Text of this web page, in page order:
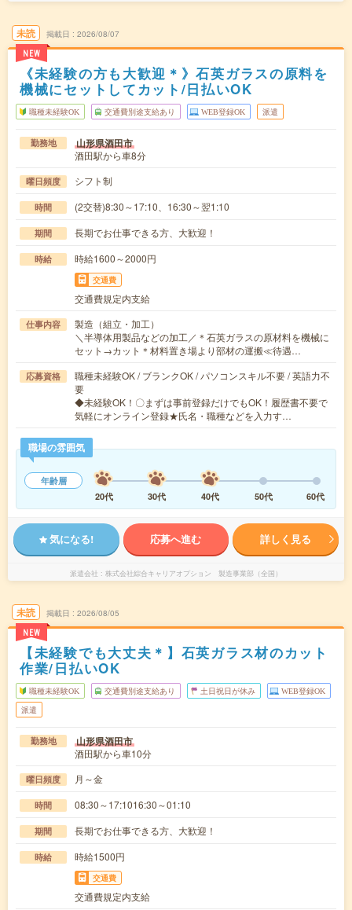
未読
NEW
掲載日 2026/08/07
《未経験の方も大歓迎＊》石英ガラスの原料を
機械にセットしてカット/日払いOK
職種未経験OK 交通費別途支給あり WEB登録OK 派遣
勤務地 山形県酒田市
酒田駅から車8分
曜日頻度 シフト制
時間 (2交替)8:30～17:10、16:30～翌1:10
期間 長期でお仕事できる方、大歓迎！
時給 時給1600～2000円
交通費
交通費規定内支給
仕事内容
製造（組立・加工）
＼半導体用製品などの加工／＊石英ガラスの原材料を機械に
セット→カット＊材料置き場より部材の運搬≪待遇…
応募資格
職種未経験OK / ブランクOK / パソコンスキル不要 / 英語力不
要
◆未経験OK！〇まずは事前登録だけでもOK！履歴書不要で
気軽にオンライン登録★氏名・職種などを入力す…
職場の雰囲気
年齢層
20代
30代 40代 50代 60代
気になる! 応募へ進む 詳しく見る
派遣会社 株式会社綜合キャリアオプション 製造事業部（全国）
未読
NEW
掲載日 2026/08/05
【未経験でも大丈夫＊】石英ガラス材のカット
作業/日払いOK
職種未経験OK 交通費別途支給あり 土日祝日が休み WEB登録OK
派遣
勤務地 山形県酒田市
酒田駅から車10分
曜日頻度 月～金
時間 08:30～17:1016:30～01:10
期間 長期でお仕事できる方、大歓迎！
時給 時給1500円
交通費
交通費規定内支給